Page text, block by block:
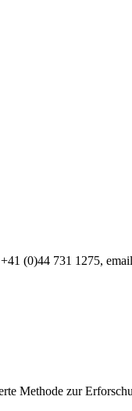
(0)44 731 1275,
Methode zur